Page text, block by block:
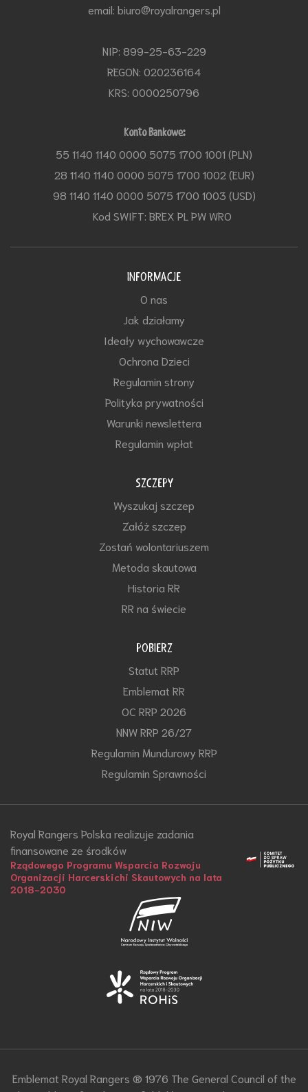
email: biuro@royalrangers.pl
NIP: 899-25-63-229
REGON: 020236164
KRS: 0000250796
Konto Bankowe:
55 1140 1140 0000 5075 1700 1001 (PLN)
28 1140 1140 0000 5075 1700 1002 (EUR)
98 1140 1140 0000 5075 1700 1003 (USD)
Kod SWIFT: BREX PL PW WRO
INFORMACJE
O nas
Jak działamy
Ideały wychowawcze
Ochrona Dzieci
Regulamin strony
Polityka prywatności
Warunki newslettera
Regulamin wpłat
SZCZEPY
Wyszukaj szczep
Załóż szczep
Zostań wolontariuszem
Metoda skautowa
Historia RR
RR na świecie
POBIERZ
Statut RRP
Emblemat RR
OC RRP 2026
NNW RRP 26/27
Regulamin Mundurowy RRP
Regulamin Sprawności
Royal Rangers Polska realizuje zadania
finansowane ze środków
Rządowego Programu Wsparcia Rozwoju
Organizacji Harcerskichi Skautowych na lata
2018-2030
Emblemat Royal Rangers ® 1976 The General Council of the